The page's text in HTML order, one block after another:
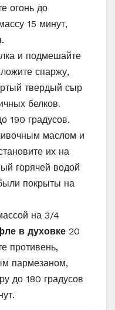
огонь до
15 минут,
и подмешайте
спаржу,
твердый сыр
белков.
190 градусов.
маслом и
их на
горячей водой
покрыты на
на 3/4
в духовке 20
противень,
пармезаном,
до 180 градусов